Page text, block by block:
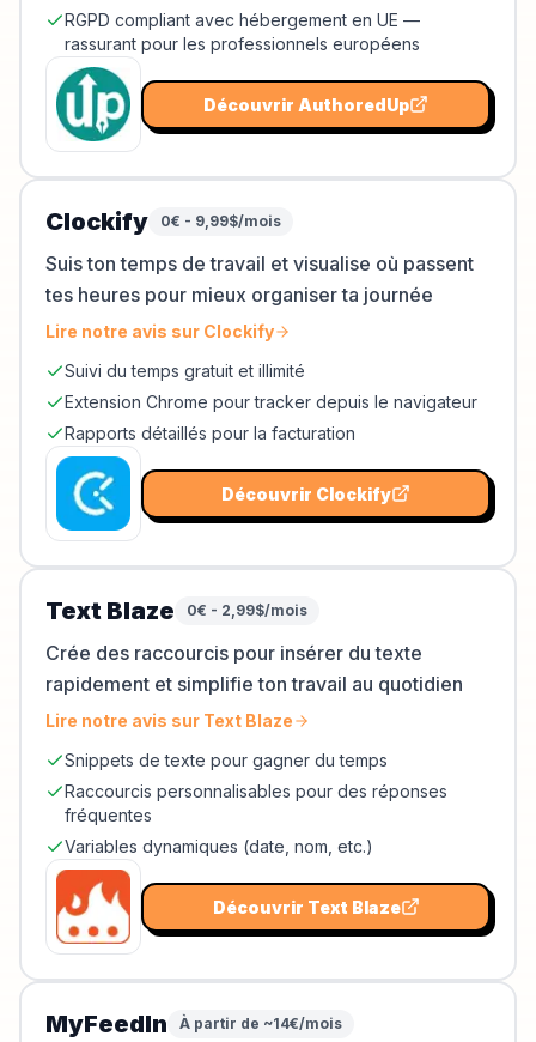
RGPD compliant avec hébergement en UE —
rassurant pour les professionnels européens
Découvrir AuthoredUp
Clockify 0€ - 9,99$/mois
Suis ton temps de travail et visualise où passent
tes heures pour mieux organiser ta journée
Lire notre avis sur Clockify
Suivi du temps gratuit et illimité
Extension Chrome pour tracker depuis le navigateur
Rapports détaillés pour la facturation
Découvrir Clockify
Text Blaze 0€ - 2,99$/mois
Crée des raccourcis pour insérer du texte
rapidement et simplifie ton travail au quotidien
Lire notre avis sur Text Blaze
Snippets de texte pour gagner du temps
Raccourcis personnalisables pour des réponses
fréquentes
Variables dynamiques (date, nom, etc.)
Découvrir Text Blaze
MyFeedIn À partir de ~14€/mois